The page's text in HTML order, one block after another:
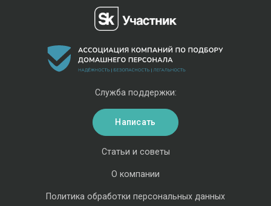
Статьи и советы
О компании
Политика обработки персональных данных
Служба поддержки:
Написать